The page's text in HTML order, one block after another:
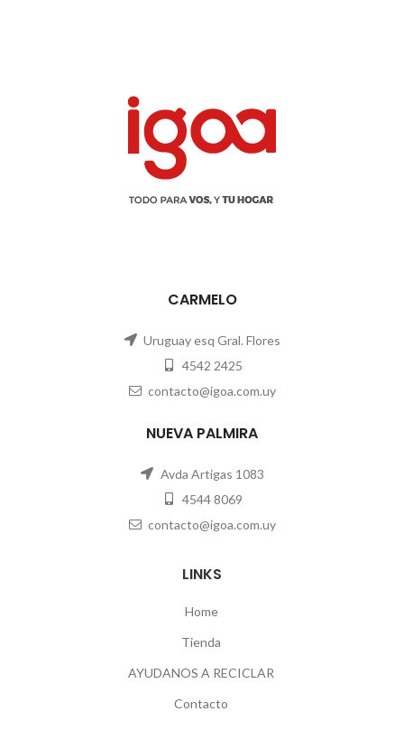
CARMELO
Uruguay esq Gral. Flores
4542 2425
contacto@igoa.com.uy
NUEVA PALMIRA
Avda Artigas 1083
4544 8069
contacto@igoa.com.uy
LINKS
Home
Tienda
AYUDANOS A RECICLAR
Contacto